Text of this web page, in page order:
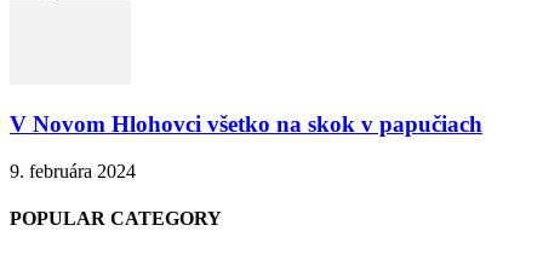
V Novom Hlohovci všetko na skok v papučiach
9. februára 2024
POPULAR CATEGORY